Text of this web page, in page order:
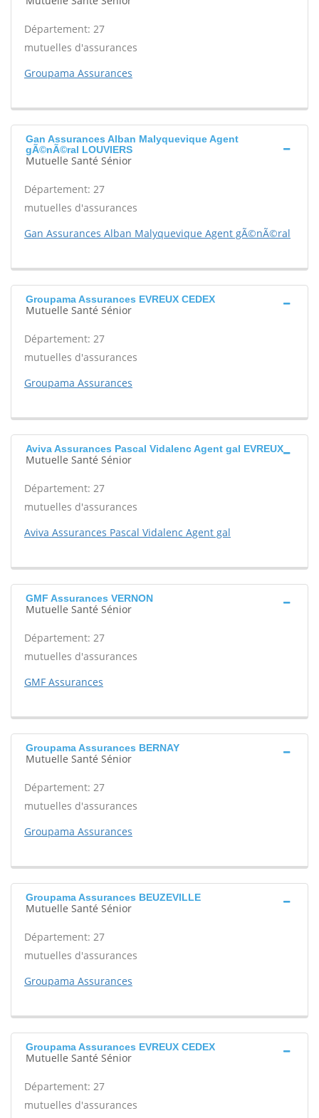
Département: 27
mutuelles d'assurances
Groupama Assurances
Gan Assurances Alban Malyquevique Agent
gÃ©nÃ©ral LOUVIERS
Mutuelle Santé Sénior
Département: 27
mutuelles d'assurances
Gan Assurances Alban Malyquevique Agent gÃ©nÃ©ral
Groupama Assurances EVREUX CEDEX
Mutuelle Santé Sénior
Département: 27
mutuelles d'assurances
Groupama Assurances
Aviva Assurances Pascal Vidalenc Agent gal EVREUX
Mutuelle Santé Sénior
Département: 27
mutuelles d'assurances
Aviva Assurances Pascal Vidalenc Agent gal
GMF Assurances VERNON
Mutuelle Santé Sénior
Département: 27
mutuelles d'assurances
GMF Assurances
Groupama Assurances BERNAY
Mutuelle Santé Sénior
Département: 27
mutuelles d'assurances
Groupama Assurances
Groupama Assurances BEUZEVILLE
Mutuelle Santé Sénior
Département: 27
mutuelles d'assurances
Groupama Assurances
Groupama Assurances EVREUX CEDEX
Mutuelle Santé Sénior
Département: 27
mutuelles d'assurances